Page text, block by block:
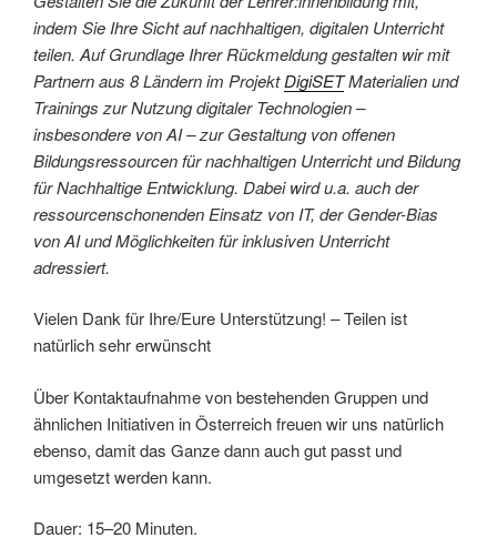
indem Sie Ihre Sicht auf nachhaltigen, digitalen Unterricht
teilen. Auf Grundlage Ihrer Rückmeldung gestalten wir mit
Partnern aus 8 Ländern im ProjektDigiSETMaterialien und
Trainings zur Nutzung digitaler Technologien –
insbesondere von AI – zur Gestaltung von offenen
Bildungsressourcen für nachhaltigen Unterricht und Bildung
für Nachhaltige Entwicklung. Dabei wird u.a. auch der
ressourcenschonenden Einsatz von IT, der Gender-Bias
von AI und Möglichkeiten für inklusiven Unterricht
adressiert.
Vielen Dank für Ihre/Eure Unterstützung! – Teilen ist
natürlich sehr erwünscht
Über Kontaktaufnahme von bestehenden Gruppen und
ähnlichen Initiativen in Österreich freuen wir uns natürlich
ebenso, damit das Ganze dann auch gut passt und
umgesetzt werden kann.
Dauer: 15–20 Minuten.